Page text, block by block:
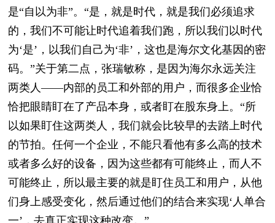
是“自以为非”。“是，就是时代，就是我们必须追求
的，我们不可能让时代追着我们跑，所以我们以时代
为‘是’，以我们自己为‘非’，这也是海尔文化基因的密
码。”关于第二点，张瑞敏称，是因为海尔永远关注
两类人——内部的员工和外部的用户，而很多企业恰
恰把眼睛盯在了产品本身，或者盯在股东身上。“所
以如果盯住这两类人，我们就会比较早的去踏上时代
的节拍。任何一个企业，不能只看他有多么高的技术
或者多么好的设备，因为这些都有可能终止，而人不
可能终止，所以最主要的就是盯住员工和用户，从他
们身上感受变化，然后通过他们的结合来实现‘人单合